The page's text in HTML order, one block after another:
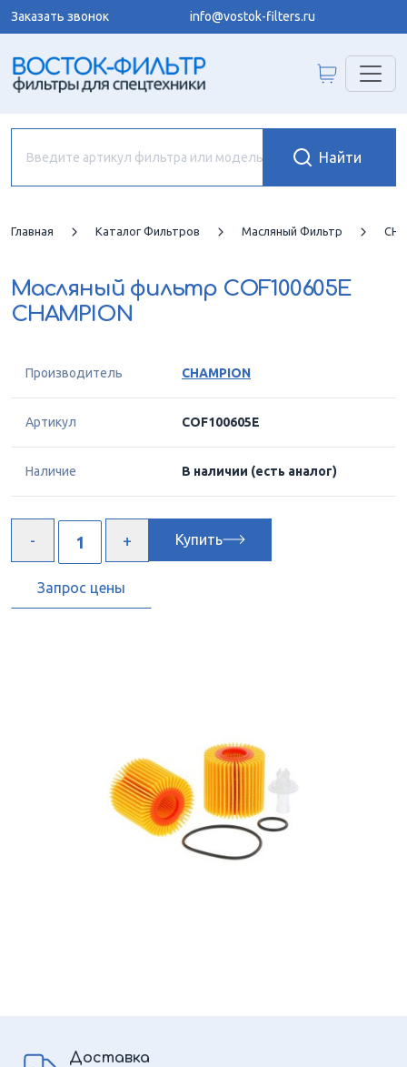
Заказать звонок info@vostok-filters.ru
Главная Каталог Фильтров Масляный Фильтр
Масляный фильтр COF100605E
CHAMPION
Производитель CHAMPION
Артикул COF100605E
Наличие В наличии (есть аналог)
Купить
Запрос цены
Доставка